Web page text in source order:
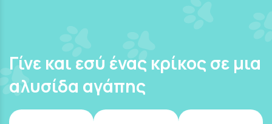
Γίνε και εσύ ένας κρίκος σε μια
αλυσίδα αγάπης